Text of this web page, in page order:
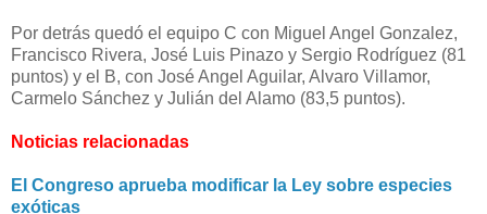
Por detrás quedó el equipo C con Miguel Angel Gonzalez,
Francisco Rivera, José Luis Pinazo y Sergio Rodríguez (81
puntos) y el B, con José Angel Aguilar, Alvaro Villamor,
Carmelo Sánchez y Julián del Alamo (83,5 puntos).
Noticias relacionadas
El Congreso aprueba modificar la Ley sobre especies
exóticas